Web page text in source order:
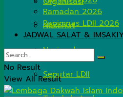
Nasehat
Nasional
Seputar LDII
Ramadan 2026
Rapimnas LDII 2026
JADWAL SALAT &
No Result
View All Result